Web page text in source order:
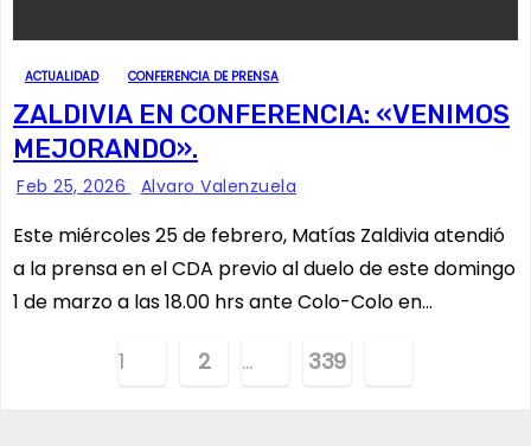
ACTUALIDAD CONFERENCIA DE PRENSA
ZALDIVIA EN CONFERENCIA: «VENIMOS
MEJORANDO».
Feb 25, 2026 Alvaro Valenzuela
Este miércoles 25 de febrero, Matías Zaldivia atendió
a la prensa en el CDA previo al duelo de este domingo
1 de marzo a las 18.00 hrs ante Colo-Colo en…
1 2 … 339